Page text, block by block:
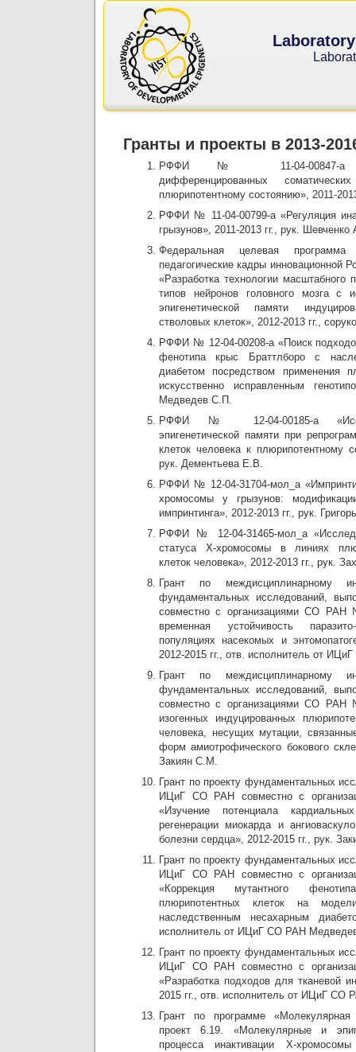
Гранты и проекты в 2013-
РФФИ № 11-04-00847-а
дифференцированных
плюрипотентному состоянию», 2011-
РФФИ № 11-04-00799-а «Регуляция
грызунов», 2011-2013 гг., рук. Шевченко
Федеральная целевая
педагогические кадры инновационной
«Разработка технологии масштабного
типов нейронов головного мозга с
эпигенетической памяти
стволовых клеток», 2012-2013 гг.,
РФФИ № 12-04-00208-а «Поиск
фенотипа крыс Браттлборо с
диабетом посредством применения
искусственно исправленным
Медведев С.П.
РФФИ № 12-04-00185-а
эпигенетической памяти при
клеток человека к плюрипотентному
рук. Дементьева Е.В.
РФФИ № 12-04-31704-мол_а
хромосомы у грызунов:
импринтинга», 2012-2013 гг., рук.
РФФИ № 12-04-31465-мол_а
статуса Х-хромосомы в линиях
клеток человека», 2012-2013 гг., рук.
Грант по междисциплинарному
фундаментальных исследований,
совместно с организациями СО РАН
временная устойчивость
популяциях насекомых и
2012-2015 гг., отв. исполнитель от
Грант по междисциплинарному
фундаментальных исследований,
совместно с организациями СО
изогенных индуцированных
человека, несущих мутации,
форм амиотрофического бокового
Закиян С.М.
Грант по проекту фундаментальных
ИЦиГ СО РАН совместно с
«Изучение потенциала
регенерации миокарда и
болезни сердца», 2012-2015 гг., рук.
Грант по проекту фундаментальных
ИЦиГ СО РАН совместно с
«Коррекция мутантного
плюрипотентных клеток на
наследственным несахарным
исполнитель от ИЦиГ СО РАН
Грант по проекту фундаментальных
ИЦиГ СО РАН совместно с
«Разработка подходов для тканевой
2015 гг., отв. исполнитель от ИЦиГ СО
Грант по программе
проект 6.19. «Молекулярные и
процесса инактивации Х-